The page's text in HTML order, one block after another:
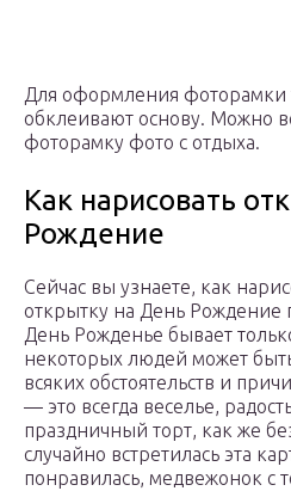
Для оформления фоторамки
обклеивают основу. Можно
фоторамку фото с отдыха.
Как нарисовать
Рождение
Сейчас вы узнаете, как
открытку на День Рождение
День Рожденье бывает
некоторых людей может
всяких обстоятельств и
— это всегда веселье,
праздничный торт, как же
случайно встретилась эта
понравилась, медвежонок с